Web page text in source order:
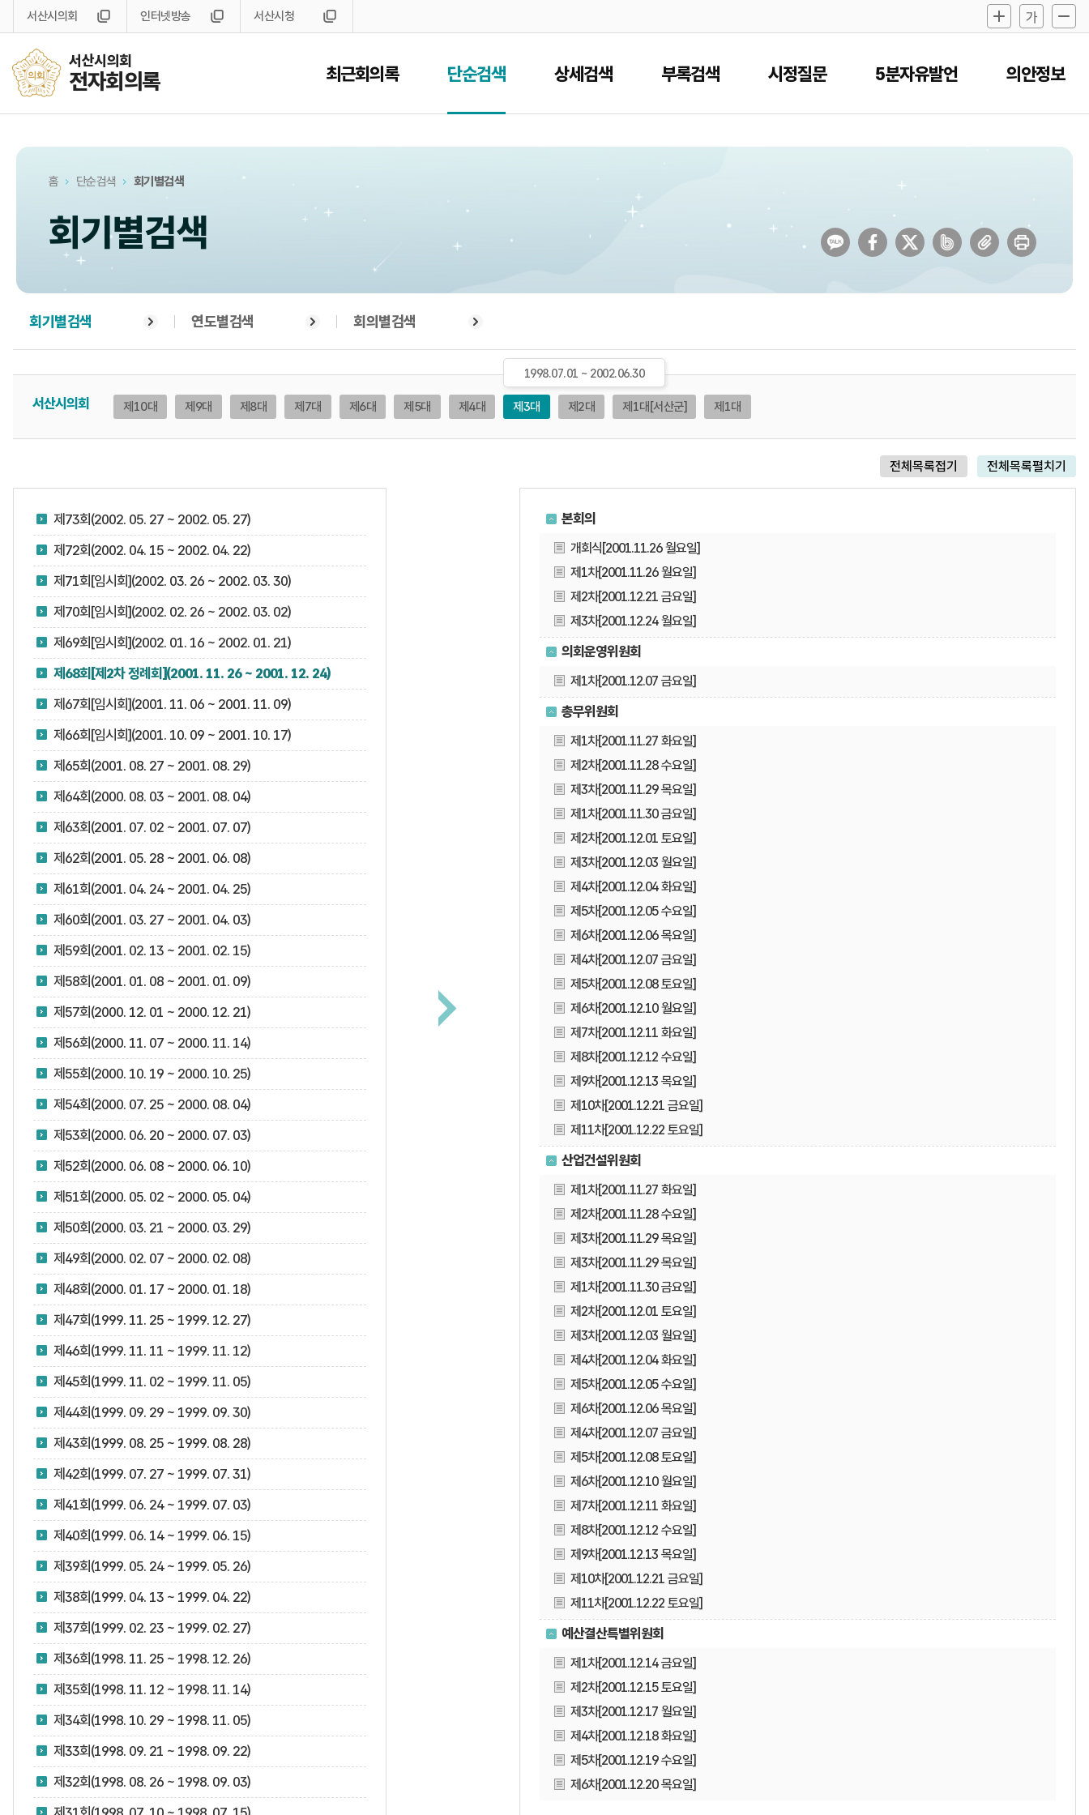
서산시의회
전자회의록
서산시의회 인터넷방송 서산시청
최근회의록 단순검색 상세검색 부록검색 시정질문 5분자유발언 의안정보
홈 단순검색 회기별검색
회기별검색
회기별검색 연도별검색 회의별검색
서산시의회 제10대 제9대 제8대 제7대 제6대 제5대 제4대 제3대
1998.07.01 ~ 2002.06.30
제2대 제1대 [서산군] 제1대
제73회(2002. 05. 27 ~ 2002. 05. 27)
제72회(2002. 04. 15 ~ 2002. 04. 22)
제71회[임시회](2002. 03. 26 ~ 2002. 03. 30)
제70회[임시회](2002. 02. 26 ~ 2002. 03. 02)
제69회[임시회](2002. 01. 16 ~ 2002. 01. 21)
제68회[제2차 정례회](2001. 11. 26 ~ 2001. 12. 24)
전체목록접기 전체목록펼치기
본회의
개회식[2001.11.26 월요일]
제1차[2001.11.26 월요일]
제2차[2001.12.21 금요일]
제3차[2001.12.24 월요일]
의회운영위원회
제1차[2001.12.07 금요일]
총무위원회
제1차[2001.11.27 화요일]
제2차[2001.11.28 수요일]
제3차[2001.11.29 목요일]
제1차[2001.11.30 금요일]
제2차[2001.12.01 토요일]
제3차[2001.12.03 월요일]
제4차[2001.12.04 화요일]
제5차[2001.12.05 수요일]
제6차[2001.12.06 목요일]
제4차[2001.12.07 금요일]
제5차[2001.12.08 토요일]
제6차[2001.12.10 월요일]
제7차[2001.12.11 화요일]
제8차[2001.12.12 수요일]
제9차[2001.12.13 목요일]
제10차[2001.12.21 금요일]
제11차[2001.12.22 토요일]
산업건설위원회
제1차[2001.11.27 화요일]
제2차[2001.11.28 수요일]
제3차[2001.11.29 목요일]
제3차[2001.11.29 목요일]
제1차[2001.11.30 금요일]
제2차[2001.12.01 토요일]
제3차[2001.12.03 월요일]
제4차[2001.12.04 화요일]
제5차[2001.12.05 수요일]
제6차[2001.12.06 목요일]
제4차[2001.12.07 금요일]
제5차[2001.12.08 토요일]
제6차[2001.12.10 월요일]
제7차[2001.12.11 화요일]
제8차[2001.12.12 수요일]
제9차[2001.12.13 목요일]
제10차[2001.12.21 금요일]
제11차[2001.12.22 토요일]
예산결산특별위원회
제1차[2001.12.14 금요일]
제2차[2001.12.15 토요일]
제3차[2001.12.17 월요일]
제4차[2001.12.18 화요일]
제5차[2001.12.19 수요일]
제6차[2001.12.20 목요일]
제67회[임시회](2001. 11. 06 ~ 2001. 11. 09)
제66회[임시회](2001. 10. 09 ~ 2001. 10. 17)
제65회(2001. 08. 27 ~ 2001. 08. 29)
제64회(2000. 08. 03 ~ 2001. 08. 04)
제63회(2001. 07. 02 ~ 2001. 07. 07)
제62회(2001. 05. 28 ~ 2001. 06. 08)
제61회(2001. 04. 24 ~ 2001. 04. 25)
제60회(2001. 03. 27 ~ 2001. 04. 03)
제59회(2001. 02. 13 ~ 2001. 02. 15)
제58회(2001. 01. 08 ~ 2001. 01. 09)
제57회(2000. 12. 01 ~ 2000. 12. 21)
제56회(2000. 11. 07 ~ 2000. 11. 14)
제55회(2000. 10. 19 ~ 2000. 10. 25)
제54회(2000. 07. 25 ~ 2000. 08. 04)
제53회(2000. 06. 20 ~ 2000. 07. 03)
제52회(2000. 06. 08 ~ 2000. 06. 10)
제51회(2000. 05. 02 ~ 2000. 05. 04)
제50회(2000. 03. 21 ~ 2000. 03. 29)
제49회(2000. 02. 07 ~ 2000. 02. 08)
제48회(2000. 01. 17 ~ 2000. 01. 18)
제47회(1999. 11. 25 ~ 1999. 12. 27)
제46회(1999. 11. 11 ~ 1999. 11. 12)
제45회(1999. 11. 02 ~ 1999. 11. 05)
제44회(1999. 09. 29 ~ 1999. 09. 30)
제43회(1999. 08. 25 ~ 1999. 08. 28)
제42회(1999. 07. 27 ~ 1999. 07. 31)
제41회(1999. 06. 24 ~ 1999. 07. 03)
제40회(1999. 06. 14 ~ 1999. 06. 15)
제39회(1999. 05. 24 ~ 1999. 05. 26)
제38회(1999. 04. 13 ~ 1999. 04. 22)
제37회(1999. 02. 23 ~ 1999. 02. 27)
제36회(1998. 11. 25 ~ 1998. 12. 26)
제35회(1998. 11. 12 ~ 1998. 11. 14)
제34회(1998. 10. 29 ~ 1998. 11. 05)
제33회(1998. 09. 21 ~ 1998. 09. 22)
제32회(1998. 08. 26 ~ 1998. 09. 03)